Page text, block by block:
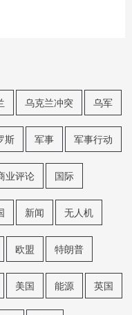
乌克兰冲突 乌军
斯 军事 军事行动
业评论 国际
新闻 无人机
欧盟 特朗普
美国 能源 英国